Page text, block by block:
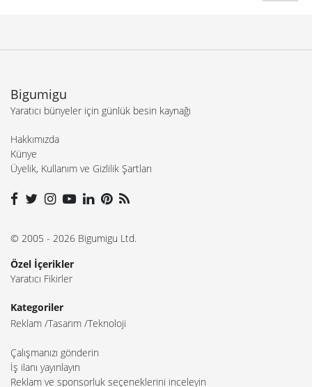
Bigumigu
Yaratıcı bünyeler için günlük besin kaynağı
Hakkımızda
Künye
Üyelik, Kullanım ve Gizlilik Şartları
© 2005 - 2026 Bigumigu Ltd.
Özel İçerikler
Yaratıcı Fikirler
Kategoriler
Reklam Tasarım Teknoloji
Çalışmanızı gönderin
İş ilanı yayınlayın
Reklam ve sponsorluk seçeneklerini inceleyin